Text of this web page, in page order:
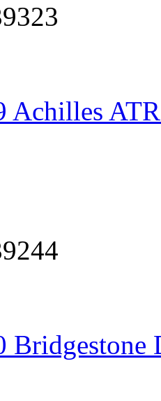
Achilles
Bridgestone